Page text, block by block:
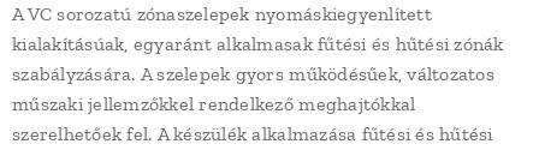
A VC sorozatú zónaszelepek nyomáskiegyenlített
kialakításúak, egyaránt alkalmasak fűtési és hűtési zónák
szabályzására. A szelepek gyors működésűek, változatos
műszaki jellemzőkkel rendelkező meghajtókkal
szerelhetőek fel. A készülék alkalmazása fűtési és hűtési